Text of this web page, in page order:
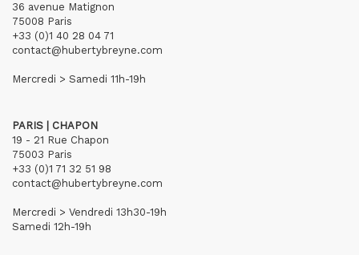
36 avenue Matignon
75008 Paris
+33 (0)1 40 28 04 71
contact@hubertybreyne.com
Mercredi > Samedi 11h-19h
PARIS | CHAPON
19 - 21 Rue Chapon
75003 Paris
+33 (0)1 71 32 51 98
contact@hubertybreyne.com
Mercredi > Vendredi 13h30-19h
Samedi 12h-19h